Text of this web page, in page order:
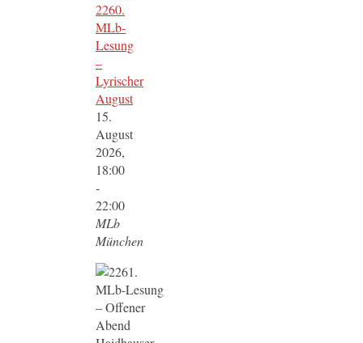
2260.
MLb-
Lesung
–
Lyrischer
August
15.
August
2026,
18:00
-
22:00
MLb
München